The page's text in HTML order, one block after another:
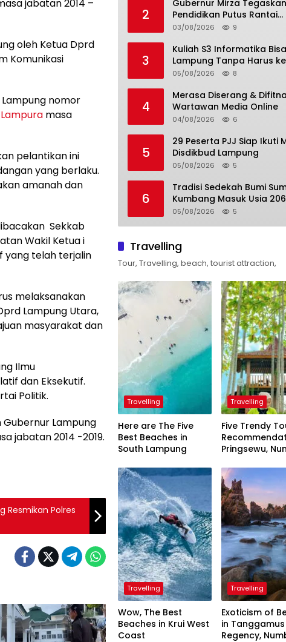
jabatan 2014 –
oleh Ketua Dprd
Komunikasi
nomor
masa
pelantikan ini
yang berlaku.
amanah dan
Sekkab
Wakil Ketua i
yang telah terjalin
melaksanakan
Lampung Utara,
masyarakat dan
Ilmu
dan Eksekutif.
Politik.
Lampung
jabatan 2014 -2019.
Resmikan Polres
2
Gubernur Mirza Tegaskan
Pendidikan Putus Rantai
Kemiskinan
03/08/2026 9
3
Kuliah S3 Informatika
Lampung Tanpa Harus ke
Luar Daerah
05/08/2026 8
4
Merasa Diserang &
Wartawan Media Online
04/08/2026 6
5
29 Peserta PJJ Siap Ikuti
Disdikbud Lampung
05/08/2026 5
6
Tradisi Sedekah Bumi
Kumbang Masuk Usia 206
Tahun
05/08/2026 5
Travelling
Tour, Travelling, beach, tourist attraction,
Travelling
Here are The Five
Best Beaches in
South Lampung
Travelling
Five Trendy
Pringsewu,
President
Travelling
Wow, The Best
Beaches in Krui West
Coast
Travelling
Exoticism of
in Tanggamus
Regency,